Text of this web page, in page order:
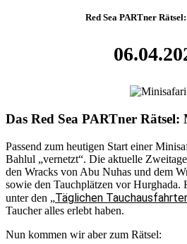
Red Sea PARTner
Das Red Sea PARTner
Passend zum heutigen Start einer
Bahlul „vernetzt“. Die aktuelle
den Wracks von Abu Nuhas und dem
sowie den Tauchplätzen vor Hurghada.
unter den „Täglichen
Taucher alles erlebt haben.
Nun kommen wir aber zum Rätsel: